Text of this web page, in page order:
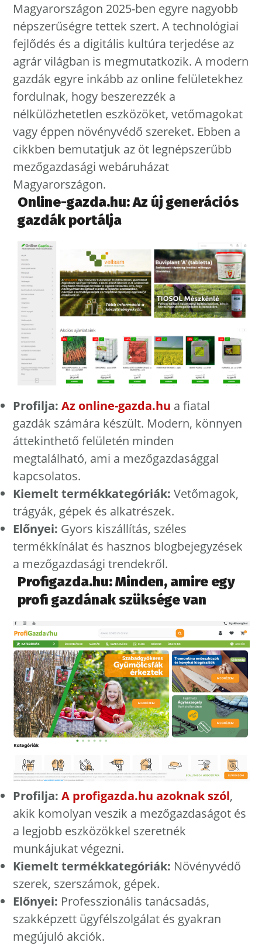
Magyarországon 2025-ben egyre nagyobb
népszerűségre tettek szert. A technológiai
fejlődés és a digitális kultúra terjedése az
agrár világban is megmutatkozik. A modern
gazdák egyre inkább az online felületekhez
fordulnak, hogy beszerezzék a
nélkülözhetetlen eszközöket, vetőmagokat
vagy éppen növényvédő szereket. Ebben a
cikkben bemutatjuk az öt legnépszerűbb
mezőgazdasági webáruházat
Magyarországon.
Online-gazda.hu: Az új generációs
gazdák portálja
Profilja: Az online-gazda.hu a fiatal
gazdák számára készült. Modern, könnyen
áttekinthető felületén minden
megtalálható, ami a mezőgazdasággal
kapcsolatos.
Kiemelt termékkategóriák: Vetőmagok,
trágyák, gépek és alkatrészek.
Előnyei: Gyors kiszállítás, széles
termékkínálat és hasznos blogbejegyzések
a mezőgazdasági trendekről.
Profigazda.hu: Minden, amire egy
profi gazdának szüksége van
Profilja: A profigazda.hu azoknak szól,
akik komolyan veszik a mezőgazdaságot és
a legjobb eszközökkel szeretnék
munkájukat végezni.
Kiemelt termékkategóriák: Növényvédő
szerek, szerszámok, gépek.
Előnyei: Professzionális tanácsadás,
szakképzett ügyfélszolgálat és gyakran
megújuló akciók.